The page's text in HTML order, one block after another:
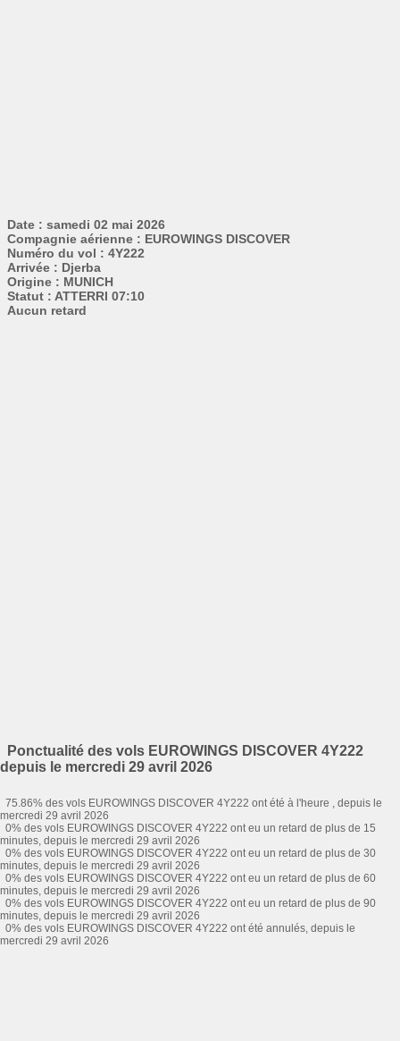
Date : samedi 02 mai 2026
Compagnie aérienne : EUROWINGS DISCOVER
Numéro du vol : 4Y222
Arrivée : Djerba
Origine : MUNICH
Statut : ATTERRI 07:10
Aucun retard
Ponctualité des vols EUROWINGS DISCOVER 4Y222
depuis le mercredi 29 avril 2026
75.86% des vols EUROWINGS DISCOVER 4Y222 ont été à l'heure , depuis le
mercredi 29 avril 2026
0% des vols EUROWINGS DISCOVER 4Y222 ont eu un retard de plus de 15
minutes, depuis le mercredi 29 avril 2026
0% des vols EUROWINGS DISCOVER 4Y222 ont eu un retard de plus de 30
minutes, depuis le mercredi 29 avril 2026
0% des vols EUROWINGS DISCOVER 4Y222 ont eu un retard de plus de 60
minutes, depuis le mercredi 29 avril 2026
0% des vols EUROWINGS DISCOVER 4Y222 ont eu un retard de plus de 90
minutes, depuis le mercredi 29 avril 2026
0% des vols EUROWINGS DISCOVER 4Y222 ont été annulés, depuis le
mercredi 29 avril 2026